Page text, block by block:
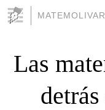
Las